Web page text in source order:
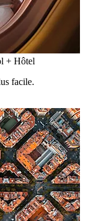
+ Hôtel
facile.